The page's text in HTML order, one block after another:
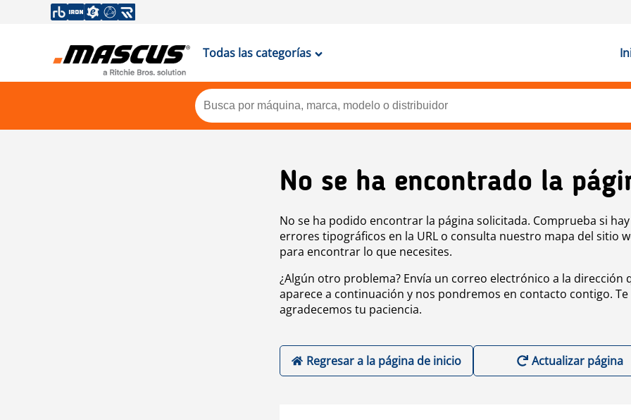
Todas las categorías
No se ha encontrado la
No se ha podido encontrar la página solicitada. Comprueba si hay
errores tipográficos en la URL o consulta nuestro mapa del sitio
para encontrar lo que necesites.
¿Algún otro problema? Envía un correo electrónico a la dirección
aparece a continuación y nos pondremos en contacto contigo. Te
agradecemos tu paciencia.
Regresar a la página de inicio Actualizar página